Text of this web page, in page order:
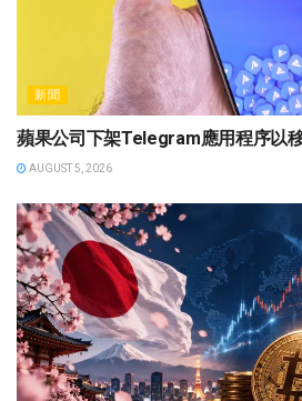
新聞
蘋果公司下架Telegram應用程序以
AUGUST 5, 2026